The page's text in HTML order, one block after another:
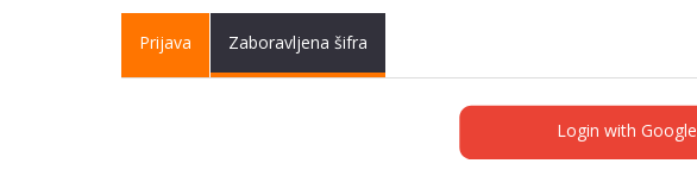
Primary tabs
Prijava (activeZaboravljena šifra
Login with Google